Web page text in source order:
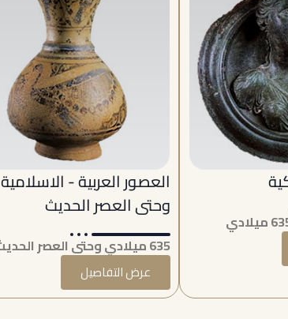
العصور العربية - الاسلامية
وحتى العصر الحديث
635 ميلادي وحتى العصر الحديث
عرض التفاصيل